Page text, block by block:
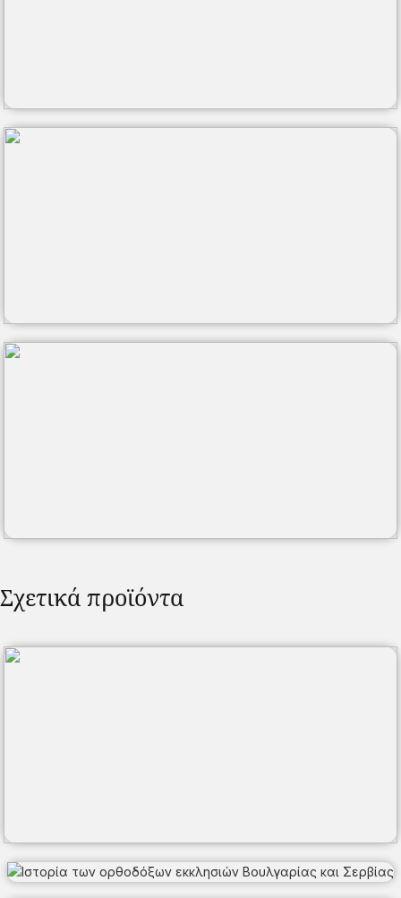
Σχετικά προϊόντα